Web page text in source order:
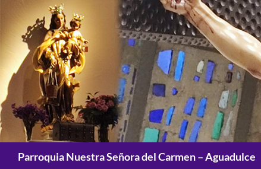
contenido
Parroquia Nuestra Señora del Carmen – Aguadulce